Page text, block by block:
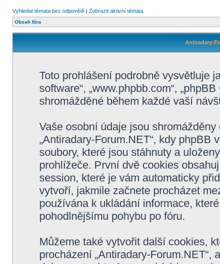
Vyhledat témata bez odpovědí | Zobrazit aktivní témata
Obsah fóra
Antiradary-
Toto prohlášení podrobně vysvětluje
software“, „www.phpbb.com“,
shromážděné během každé vaší
Vaše osobní údaje jsou
„Antiradary-Forum.NET“, kdy
soubory, které jsou stáhnuty a
prohlížeče. První dvě cookies
session, které je vám automaticky
vytvoří, jakmile začnete procházet
používána k ukládání informace,
pohodlnějšímu pohybu po fóru.
Můžeme také vytvořit další cookies,
procházení „Antiradary-